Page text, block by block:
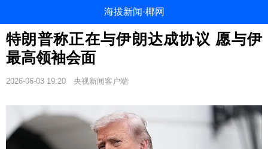
海拔新闻·椰网
特朗普称正在与伊朗达成协议 愿与伊
最高领袖会面
2026-06-03 19:20 央视新闻客户端